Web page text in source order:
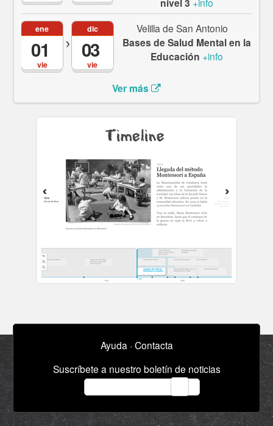
nivel 3
vie
ene
01
vie
dic
03
Velilla de San Antonio
Bases de Salud Mental en la
Educación +info
Ver más
Ayuda · Contacta
Suscríbete a nuestro boletín de noticias